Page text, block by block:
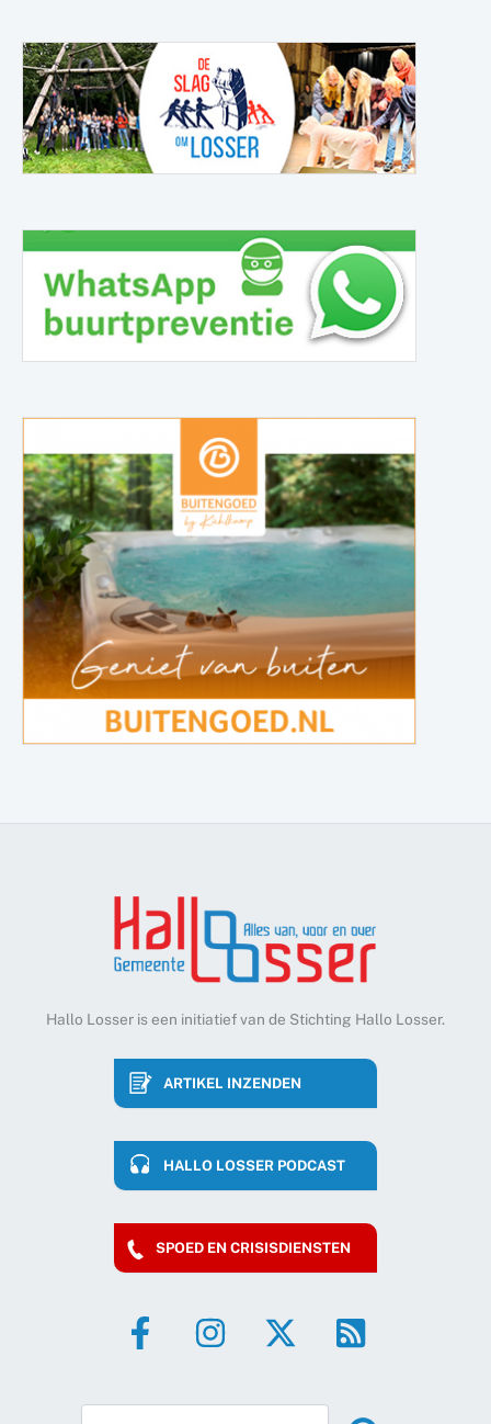
Hallo Losser is een initiatief van de Stichting Hallo Losser.
ARTIKEL INZENDEN
HALLO LOSSER PODCAST
SPOED EN CRISISDIENSTEN